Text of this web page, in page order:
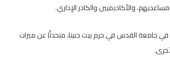
والأكاديميين والكادر الإداري.
جامعة القدس في حرم بيت حنينا، متحدثًا عن ميزات